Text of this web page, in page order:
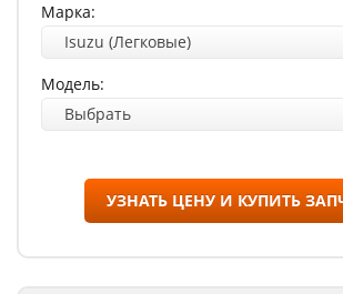
Марка:
Isuzu (Легковые)
Модель:
Выбрать
УЗНАТЬ ЦЕНУ И КУПИТЬ